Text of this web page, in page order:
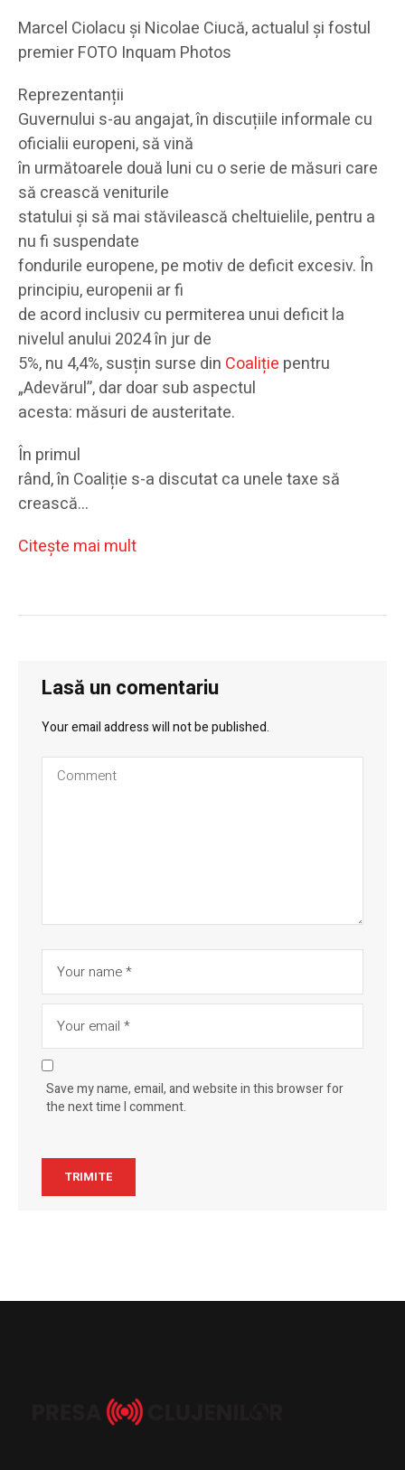
Marcel Ciolacu și Nicolae Ciucă, actualul și fostul
premier FOTO Inquam Photos
Reprezentanții
Guvernului s-au angajat, în discuțiile informale cu
oficialii europeni, să vină
în următoarele două luni cu o serie de măsuri care
să crească veniturile
statului și să mai stăvilească cheltuielile, pentru a
nu fi suspendate
fondurile europene, pe motiv de deficit excesiv. În
principiu, europenii ar fi
de acord inclusiv cu permiterea unui deficit la
nivelul anului 2024 în jur de
5%, nu 4,4%, susțin surse din Coaliție pentru
„Adevărul”, dar doar sub aspectul
acesta: măsuri de austeritate.
În primul
rând, în Coaliție s-a discutat ca unele taxe să
crească…
Citeşte mai mult
Lasă un comentariu
Your email address will not be published.
Save my name, email, and website in this browser for
the next time I comment.